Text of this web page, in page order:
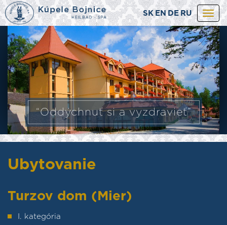
SK EN DE RU
“Oddýchnuť si a vyzdravieť”
Ubytovanie
Turzov dom (Mier)
I. kategória